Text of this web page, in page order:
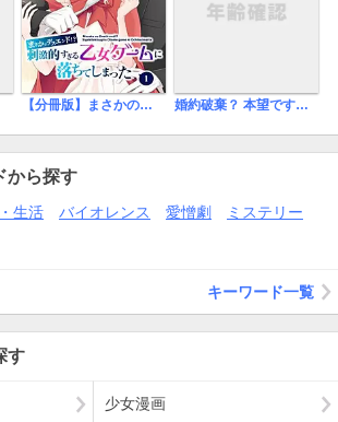
【分冊版】まさかのデスエンド！？刺激的すぎる乙女ゲームに落ちてしまった 婚約破棄？ 本望ですわ！ このまま大公殿下に溺愛していただきます【分冊版】
から探す
生活 バイオレンス 愛憎劇
ミステリー
キーワード一覧
す
少女漫画